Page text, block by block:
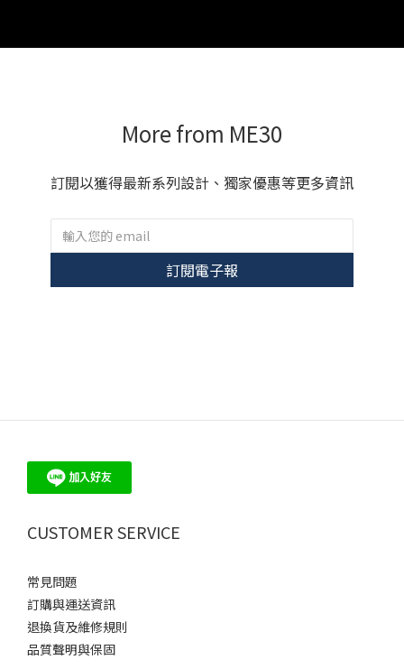
More from ME30
訂閱以獲得最新系列設計、獨家優惠等更多資訊
訂閱電子報
CUSTOMER SERVICE
常見問題
訂購與運送資訊
退換貨及維修規則
品質聲明與保固